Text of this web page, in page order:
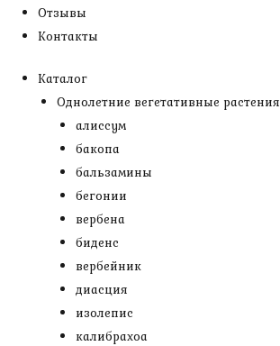
Отзывы
Контакты
Каталог
Однолетние вегетативные растения
алиссум
бакопа
бальзамины
бегонии
вербена
биденс
вербейник
диасция
изолепис
калибрахоа